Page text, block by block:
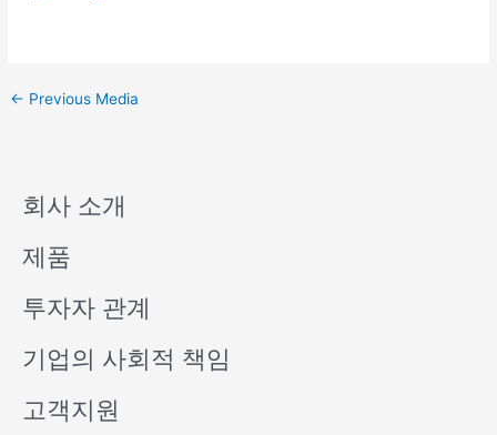
← Previous Media
회사 소개
제품
투자자 관계
기업의 사회적 책임
고객지원